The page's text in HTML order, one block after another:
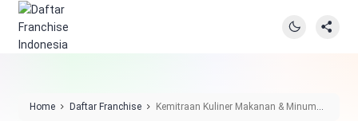
Home Daftar Franchise
Kemitraan Kuliner Makanan & Minuman